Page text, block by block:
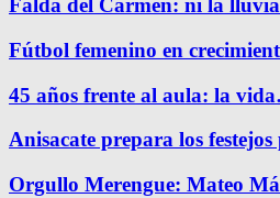
Falda del Carmen: ni la
Fútbol femenino en
45 años frente al aula: la
Anisacate prepara los
Orgullo Merengue: Mateo